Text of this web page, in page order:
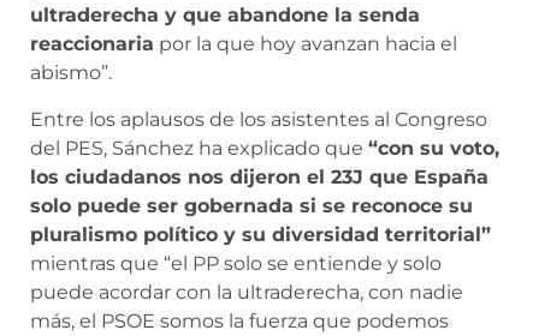
ultraderecha y que abandone la senda
reaccionaria por la que hoy avanzan hacia el
abismo”.
Entre los aplausos de los asistentes al Congreso
del PES, Sánchez ha explicado que “con su voto,
los ciudadanos nos dijeron el 23J que España
solo puede ser gobernada si se reconoce su
pluralismo político y su diversidad territorial”
mientras que “el PP solo se entiende y solo
puede acordar con la ultraderecha, con nadie
más, el PSOE somos la fuerza que podemos